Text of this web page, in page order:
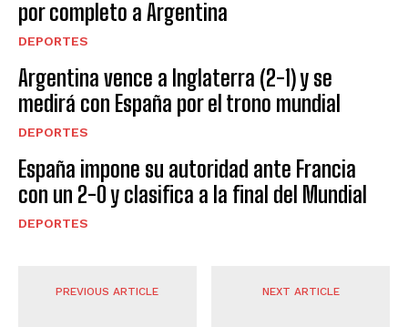
por completo a Argentina
DEPORTES
Argentina vence a Inglaterra (2-1) y se
medirá con España por el trono mundial
DEPORTES
España impone su autoridad ante Francia
con un 2-0 y clasifica a la final del Mundial
DEPORTES
PREVIOUS ARTICLE NEXT ARTICLE